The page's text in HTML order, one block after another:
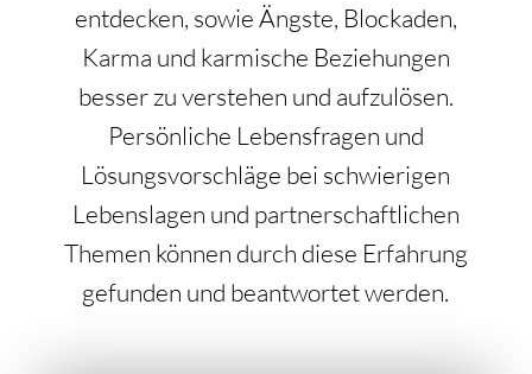
entdecken, sowie Ängste, Blockaden,
Karma und karmische Beziehungen
besser zu verstehen und aufzulösen.
Persönliche Lebensfragen und
Lösungsvorschläge bei schwierigen
Lebenslagen und partnerschaftlichen
Themen können durch diese Erfahrung
gefunden und beantwortet werden.